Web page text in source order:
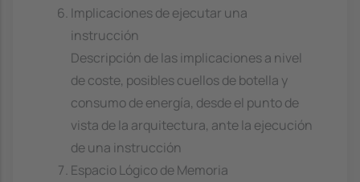
Implicaciones de ejecutar una
instrucción
Descripción de las implicaciones a nivel
de coste, posibles cuellos de botella y
consumo de energía, desde el punto de
vista de la arquitectura, ante la ejecución
de una instrucción
Espacio Lógico de Memoria